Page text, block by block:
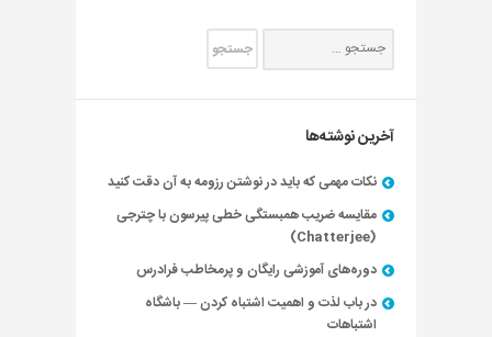
آخرین نوشته‌ها
نکات مهمی که باید در نوشتن رزومه به آن دقت کنید
مقایسه ضریب همبستگی خطی پیرسون با چترجی
(Chatterjee)
دوره‌های آموزشی رایگان و پرمخاطب فرادرس
در باب لذت و اهمیت اشتباه کردن — باشگاه
اشتباهات